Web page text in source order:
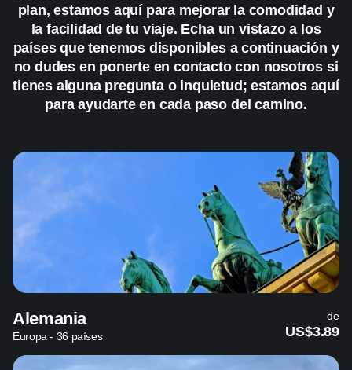
plan, estamos aquí para mejorar la comodidad y
la facilidad de tu viaje. Echa un vistazo a los
países que tenemos disponibles a continuación y
no dudes en ponerte en contacto con nosotros si
tienes alguna pregunta o inquietud; estamos aquí
para ayudarte en cada paso del camino.
Alemania
Europa - 36 países
de
US$3.89